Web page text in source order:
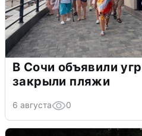
В Сочи объявили
закрыли пляжи
6 августа 0